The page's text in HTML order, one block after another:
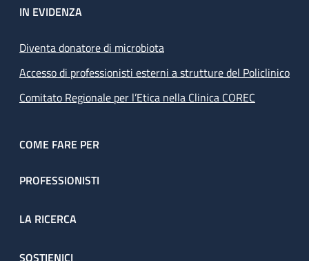
IN EVIDENZA
Diventa donatore di microbiota
Accesso di professionisti esterni a strutture del Policlinico
Comitato Regionale per l’Etica nella Clinica COREC
COME FARE PER
PROFESSIONISTI
LA RICERCA
SOSTIENICI